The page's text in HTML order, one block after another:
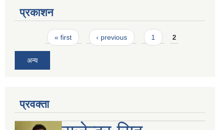
प्रकाशन
Pages« first ‹ previous 1 2
अन्य
प्रवक्ता